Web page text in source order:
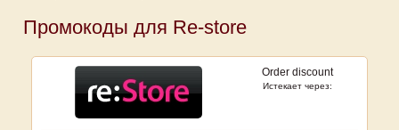
Промокоды для Re-store
Order discount
Истекает через: